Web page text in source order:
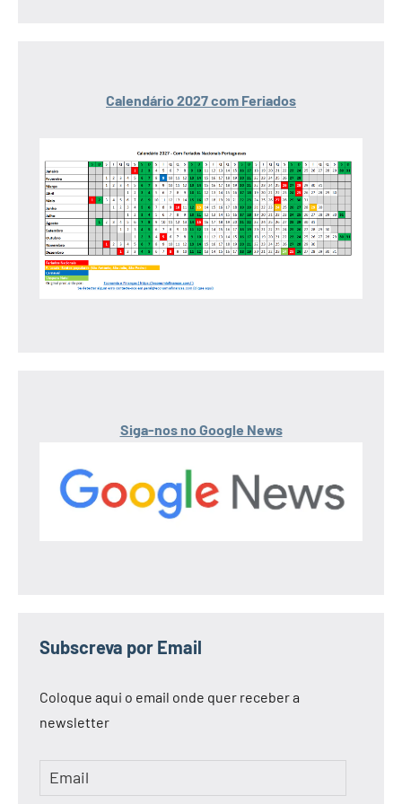
Calendário 2027 com Feriados
Siga-nos no Google News
Subscreva por Email
Coloque aqui o email onde quer receber a
newsletter
Email